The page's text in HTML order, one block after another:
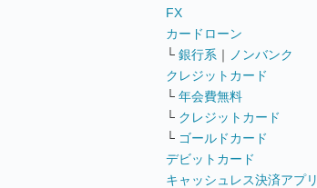
FX
カードローン
└ 銀行系 ｜
ノンバンク
クレジットカード
└ 年会費無料
└ クレジットカード
└ ゴールドカード
デビットカード
キャッシュレス決済アプリ